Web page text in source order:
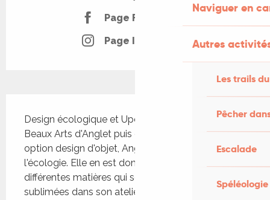
Naviguer en
Autres
Les trails
Pêcher
Escalade
Spéléologie
Page Facebook
Page Instagram
Design écologique et Upcycling Etudiante aux
Beaux Arts d'Anglet puis de Saint Etienne en
option design d'objet, Angélique a le souci de
l'écologie. Elle en est donc venue à récupérer
différentes matières qui sont par la suite
sublimées dans son atelier de Lacave. Ce sont 2